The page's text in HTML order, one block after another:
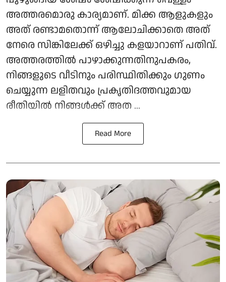
അത്തരമൊരു കാര്യമാണ്. മിക്ക ആളുകളും
അത് രണ്ടാമതൊന്ന് ആലോചിക്കാതെ അത്
നേരെ സിങ്കിലേക്ക് ഒഴിച്ചു കളയാറാണ് പതിവ്.
അത്തരത്തിൽ പാഴാക്കുന്നതിനുപകരം,
നിങ്ങളുടെ വീടിനും പരിസ്ഥിതിക്കും ഗുണം
ചെയ്യുന്ന ലളിതവും പ്രകൃതിദത്തവുമായ
രീതിയിൽ നിങ്ങൾക്ക് അത ...
Read More